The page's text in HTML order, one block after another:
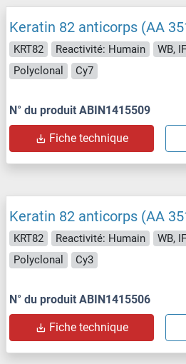
Keratin 82 anticorps (AA
KRT82 Reactivité: Humain WB,
Polyclonal
Cy7
N° du produit ABIN1415509
Fiche technique
Keratin 82 anticorps (AA
KRT82 Reactivité: Humain WB,
Polyclonal
Cy3
N° du produit ABIN1415506
Fiche technique